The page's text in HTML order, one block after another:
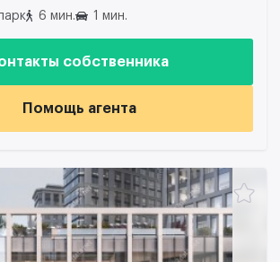
6 мин. 1 мин.
собственника
Помощь агента